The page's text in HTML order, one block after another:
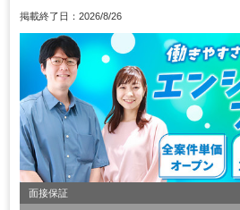
掲載終了日：2026/8/26
面接保証